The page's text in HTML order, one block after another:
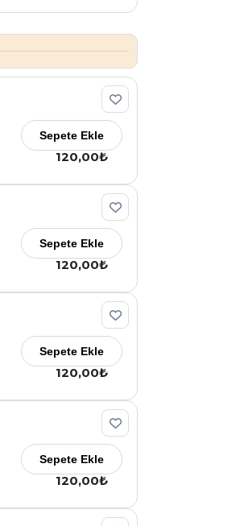
120,00₺
Sepete Ekle
120,00₺
Sepete Ekle
120,00₺
Sepete Ekle
120,00₺
Sepete Ekle